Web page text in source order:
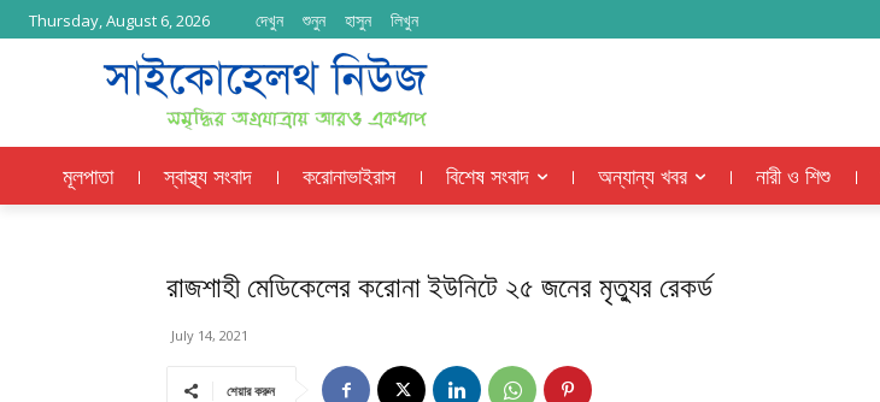
Thursday, August 6, 2026 দেখুন শুনুন হাসুন লিখুন
মূলপাতা স্বাস্থ্য সংবাদ করোনাভাইরাস বিশেষ সংবাদ অন্যান্য খবর নারী ও শিশু
রাজশাহী মেডিকেলের করোনা ইউনিটে ২৫ জনের মৃত্যুর রেকর্ড
July 14, 2021
শেয়ার করুন